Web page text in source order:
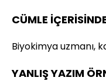
CÜMLE
Biyokimya uzmanı,
YANLIŞ YAZIM